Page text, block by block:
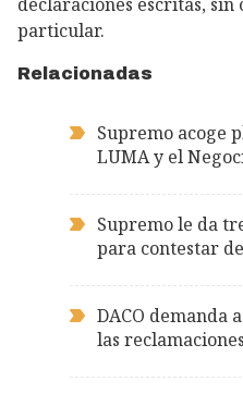
particular.
Relacionadas
Supremo acoge
LUMA y el
Supremo le da
para contestar
DACO demanda
las